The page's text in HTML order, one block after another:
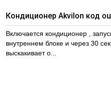
Кондиционер Akvilon код
Включается кондиционер ,
внутреннем блоке и через 30
выскакивает о...